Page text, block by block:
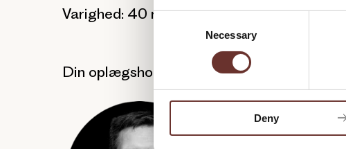
C
n
t
Necessary
Deny
Varighed: 40 minutter
Din oplægsholder er: